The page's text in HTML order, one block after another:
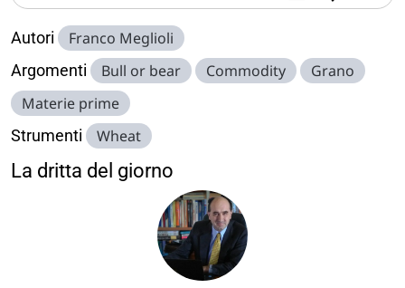
Autori Franco Meglioli
Argomenti Bull or bear Commodity
Grano
Materie prime
Strumenti Wheat
La dritta del giorno